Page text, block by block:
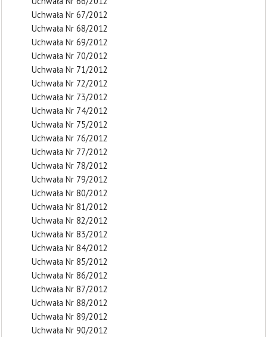
Uchwała Nr 67/2012
Uchwała Nr 68/2012
Uchwała Nr 69/2012
Uchwała Nr 70/2012
Uchwała Nr 71/2012
Uchwała Nr 72/2012
Uchwała Nr 73/2012
Uchwała Nr 74/2012
Uchwała Nr 75/2012
Uchwała Nr 76/2012
Uchwała Nr 77/2012
Uchwała Nr 78/2012
Uchwała Nr 79/2012
Uchwała Nr 80/2012
Uchwała Nr 81/2012
Uchwała Nr 82/2012
Uchwała Nr 83/2012
Uchwała Nr 84/2012
Uchwała Nr 85/2012
Uchwała Nr 86/2012
Uchwała Nr 87/2012
Uchwała Nr 88/2012
Uchwała Nr 89/2012
Uchwała Nr 90/2012